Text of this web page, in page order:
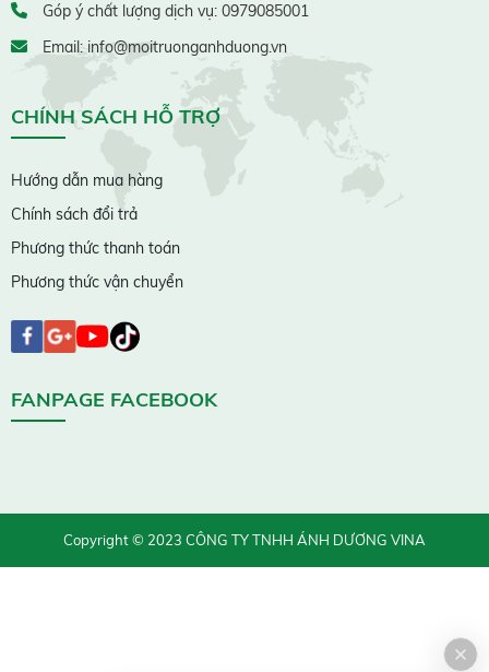
Góp ý chất lượng dịch vụ: 0979085001
Email: info@moitruonganhduong.vn
CHÍNH SÁCH HỖ TRỢ
Hướng dẫn mua hàng
Chính sách đổi trả
Phương thức thanh toán
Phương thức vận chuyển
FANPAGE FACEBOOK
Copyright © 2023 CÔNG TY TNHH ÁNH DƯƠNG VINA